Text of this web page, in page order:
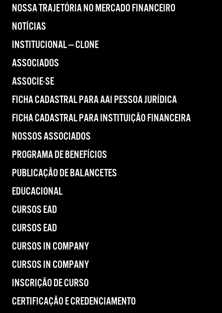
NOSSA TRAJETÓRIA NO MERCADO FINANCEIRO
NOTÍCIAS
INSTITUCIONAL — CLONE
ASSOCIADOS
ASSOCIE-SE
FICHA CADASTRAL PARA AAI PESSOA JURÍDICA
FICHA CADASTRAL PARA INSTITUIÇÃO FINANCEIRA
NOSSOS ASSOCIADOS
PROGRAMA DE BENEFÍCIOS
PUBLICAÇÃO DE BALANCETES
EDUCACIONAL
CURSOS EAD
CURSOS EAD
CURSOS IN COMPANY
CURSOS IN COMPANY
INSCRIÇÃO DE CURSO
CERTIFICAÇÃO E CREDENCIAMENTO